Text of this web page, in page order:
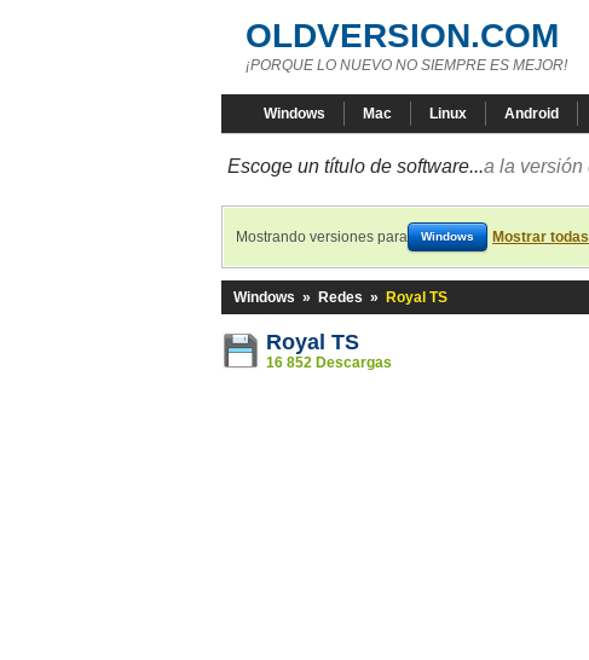
OLDVERSION.COM
¡PORQUE LO NUEVO NO SIEMPRE ES MEJOR!
Windows Mac Linux Android
Escoge un título de software...a la versión
Mostrando versiones para Windows Mostrar
Windows » Redes » Royal TS
Royal TS
16 852 Descargas